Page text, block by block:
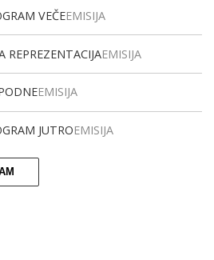
VEČEEMISIJA
REPREZENTACIJAEMISIJA
EMISIJA
JUTROEMISIJA